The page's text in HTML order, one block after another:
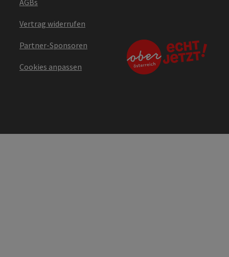
Vertrag widerrufen
Partner-Sponsoren
Cookies anpassen